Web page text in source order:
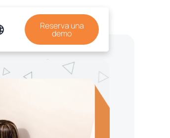
Reserva una
demo